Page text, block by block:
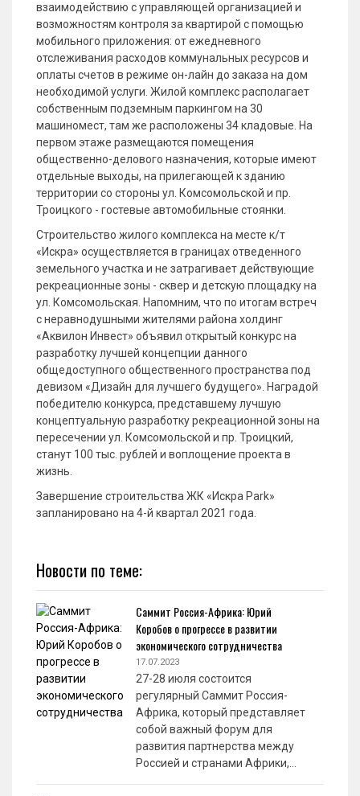
взаимодействию с управляющей организацией и
возможностям контроля за квартирой с помощью
мобильного приложения: от ежедневного
отслеживания расходов коммунальных ресурсов и
оплаты счетов в режиме он-лайн до заказа на дом
необходимой услуги. Жилой комплекс располагает
собственным подземным паркингом на 30
машиномест, там же расположены 34 кладовые. На
первом этаже размещаются помещения
общественно-делового назначения, которые имеют
отдельные выходы, на прилегающей к зданию
территории со стороны ул. Комсомольской и пр.
Троицкого - гостевые автомобильные стоянки.
Строительство жилого комплекса на месте к/т
«Искра» осуществляется в границах отведенного
земельного участка и не затрагивает действующие
рекреационные зоны - сквер и детскую площадку на
ул. Комсомольская. Напомним, что по итогам встреч
с неравнодушными жителями района холдинг
«Аквилон Инвест» объявил открытый конкурс на
разработку лучшей концепции данного
общедоступного общественного пространства под
девизом «Дизайн для лучшего будущего». Наградой
победителю конкурса, представшему лучшую
концептуальную разработку рекреационной зоны на
пересечении ул. Комсомольской и пр. Троицкий,
станут 100 тыс. рублей и воплощение проекта в
жизнь.
Завершение строительства ЖК «Искра Park»
запланировано на 4-й квартал 2021 года.
Новости по теме:
Саммит Россия-Африка: Юрий
Коробов о прогрессе в развитии
экономического сотрудничества
17.07.2023
27-28 июля состоится
регулярный Саммит Россия-
Африка, который представляет
собой важный форум для
развития партнерства между
Россией и странами Африки,…